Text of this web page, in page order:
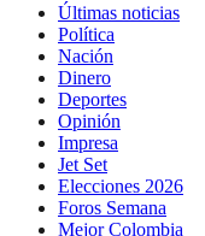
Últimas noticias
Política
Nación
Dinero
Deportes
Opinión
Impresa
Jet Set
Elecciones 2026
Foros Semana
Mejor Colombia